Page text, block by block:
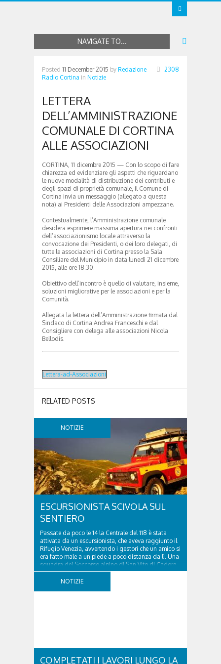
NAVIGATE TO...
Posted 11 December 2015 by Redazione
Radio Cortina in Notizie
2308
LETTERA
DELL’AMMINISTRAZIONE
COMUNALE DI CORTINA
ALLE ASSOCIAZIONI
CORTINA, 11 dicembre 2015 — Con lo scopo di fare
chiarezza ed evidenziare gli aspetti che riguardano
le nuove modalità di distribuzione dei contributi e
degli spazi di proprietà comunale, il Comune di
Cortina invia un messaggio (allegato a questa
nota) ai Presidenti delle Associazioni ampezzane.
Contestualmente, l’Amministrazione comunale
desidera esprimere massima apertura nei confronti
dell’associazionismo locale attraverso la
convocazione dei Presidenti, o dei loro delegati, di
tutte le associazioni di Cortina presso la Sala
Consiliare del Municipio in data lunedì 21 dicembre
2015, alle ore 18.30.
Obiettivo dell’incontro è quello di valutare, insieme,
soluzioni migliorative per le associazioni e per la
Comunità.
Allegata la lettera dell’Amministrazione firmata dal
Sindaco di Cortina Andrea Franceschi e dal
Consigliere con delega alle associazioni Nicola
Bellodis.
Lettera-ad-Associazioni
RELATED POSTS
NOTIZIE
ESCURSIONISTA SCIVOLA SUL
SENTIERO
Passate da poco le 14 la Centrale del 118 è stata
attivata da un escursionista, che aveva raggiunto il
Rifugio Venezia, avvertendo i gestori che un amico si
era fatto male a un piede a poco distanza da lì. Una
squadra del Soccorso alpino di San Vito di Cadore
ha quindi raggiunto l'infortunato...
NOTIZIE
COMPLETATI I LAVORI LUNGO LA